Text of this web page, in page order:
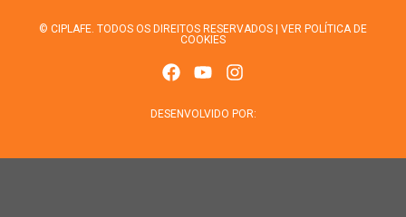
© CIPLAFE. TODOS OS DIREITOS RESERVADOS | VER POLÍTICA DE
COOKIES
DESENVOLVIDO POR: